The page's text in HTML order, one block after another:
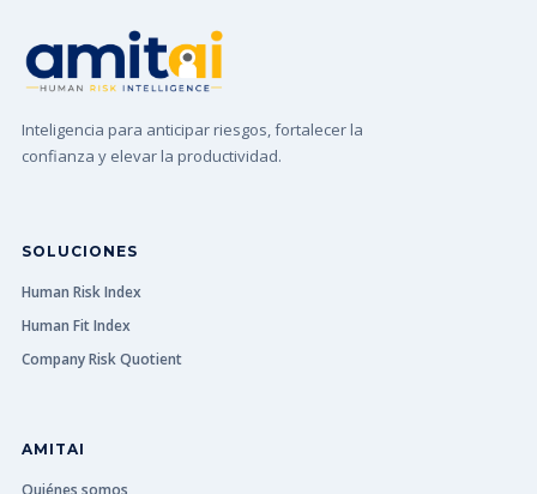
Inteligencia para anticipar riesgos, fortalecer la
confianza y elevar la productividad.
SOLUCIONES
Human Risk Index
Human Fit Index
Company Risk Quotient
AMITAI